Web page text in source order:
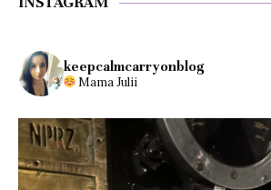
keepcalmcarryonblog
Mama Julii